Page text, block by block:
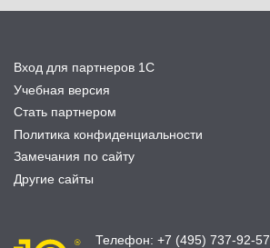
Вход для партнеров 1С
Учебная версия
Стать партнером
Политика конфиденциальности
Замечания по сайту
Другие сайты
Телефон: +7 (495) 737-92-57